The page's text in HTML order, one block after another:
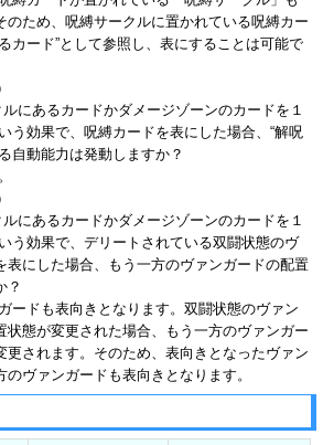
のため、呪縛サークルに置かれている呪縛カー
カード”として参照し、表にすることは可能で
にあるカードかダメージゾーンのカードを１
う効果で、呪縛カードを表にした場合、“解呪
自動能力は発動しますか？
にあるカードかダメージゾーンのカードを１
う効果で、デリートされている双闘状態のヴ
表にした場合、もう一方のヴァンガードの配置
？
ードも表向きとなります。双闘状態のヴァン
状態が変更された場合、もう一方のヴァンガー
更されます。そのため、表向きとなったヴァン
ヴァンガードも表向きとなります。